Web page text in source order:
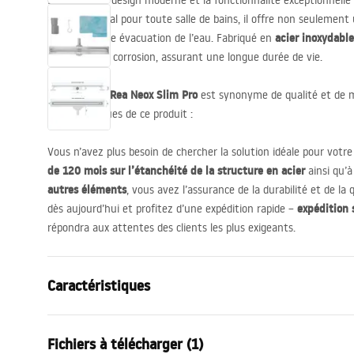
Pro
. Choix idéal pour toute salle de bains, il offre non
une excellente évacuation de l’eau. Fabriqué en acier inoxydable
résistant à la corrosion, assurant une longue durée de vie.
L’évacuationRea Neox Slim Proest synonyme de qualité et de
caractéristiques de ce produit :
Vous n’avez plus besoin de chercher la solution idéale pour
de 120 mois sur l’étanchéité de la structure en acierainsi
autres éléments, vous avez l’assurance de la durabilité et de la
dès aujourd’hui et profitez d’une expédition rapide – expédition
répondra aux attentes des clients les plus exigeants.
Caractéristiques
Fichiers à télécharger (1)